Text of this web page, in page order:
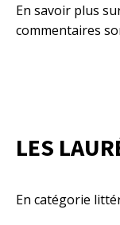
En savoir plus
commentaires
LES
En catégorie